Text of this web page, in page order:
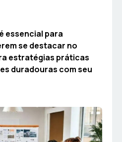
essencial para
se destacar no
estratégias práticas
duradouras com seu